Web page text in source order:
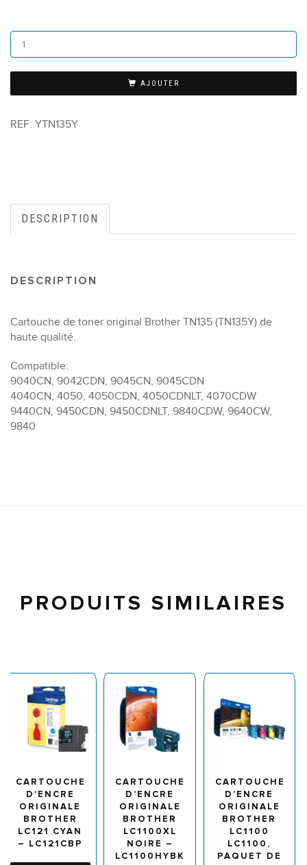
AJOUTER
REF: YTN135Y
DESCRIPTION
DESCRIPTION
Cartouche de toner original Brother TN135 (TN135Y) de
haute qualité.
Compatible:
9040CN, 9042CDN, 9045CN, 9045CDN
4040CN, 4050, 4050CDN, 4050CDNLT, 4070CDW
9440CN, 9450CDN, 9450CDNLT, 9840CDW, 9640CW,
9840
PRODUITS SIMILAIRES
CARTOUCHE
D’ENCRE
ORIGINALE
BROTHER
LC121 CYAN
– LC121CBP
CARTOUCHE
D’ENCRE
ORIGINALE
BROTHER
LC1100XL
NOIRE –
LC1100HYBK
CARTOUCHE
D’ENCRE
ORIGINALE
BROTHER
LC1100
LC1100,
PAQUET DE